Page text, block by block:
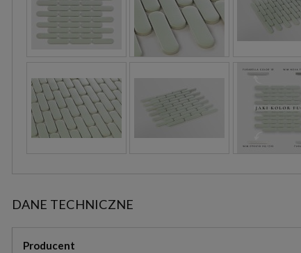
DANE TECHNICZNE
Producent